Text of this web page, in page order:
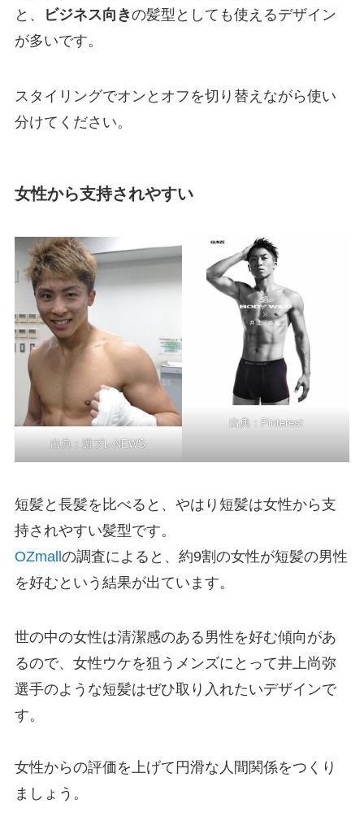
と、
ビジネス向きの髪型としても使えるデザイン
が多いです。
スタイリングでオンとオフを切り替えながら使い
分けてください。
女性から支持されやすい
出典： 週プレNEWS
出典： Pinterest
短髪と長髪を比べると、やはり短髪は女性から支
持されやすい髪型です。
OZmallの調査によると、約9割の女性が短髪の男性
を好むという結果が出ています。
世の中の女性は清潔感のある男性を好む傾向があ
るので、女性ウケを狙うメンズにとって井上尚弥
選手のような短髪はぜひ取り入れたいデザインで
す。
女性からの評価を上げて円滑な人間関係をつくり
ましょう。